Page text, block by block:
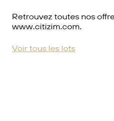
Retrouvez toutes nos
www.citizim.com.
Voir tous les lots